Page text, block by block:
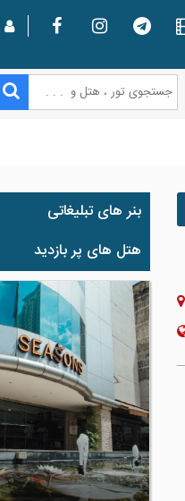
بنر های تبلیغاتی
هتل های پر بازدید